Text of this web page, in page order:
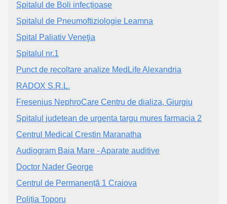
Spitalul de Boli infecțioase
Spitalul de Pneumoftiziologie Leamna
Spital Paliativ Veneţia
Spitalul nr.1
Punct de recoltare analize MedLife Alexandria
RADOX S.R.L.
Fresenius NephroCare Centru de dializa, Giurgiu
Spitalul judetean de urgenta targu mures farmacia 2
Centrul Medical Creștin Maranatha
Audiogram Baia Mare - Aparate auditive
Doctor Nader George
Centrul de Permanență 1 Craiova
Poliția Toporu